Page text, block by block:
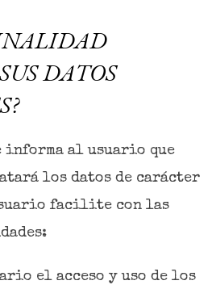
DATOS
informa al usuario que
los datos de carácter
facilite con las
el acceso y uso de los